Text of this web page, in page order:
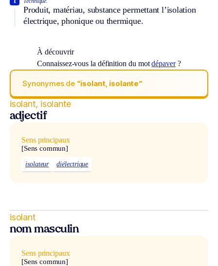
Produit, matériau, substance permettant l’isolation
électrique, phonique ou thermique.
À découvrir
Connaissez-vous la définition du motdépaver?
Synonymes de “isolant, isolante“
isolant, isolante
adjectif
Sens principaux
[Sens commun]
isolateur diélectrique
isolant
nom masculin
Sens principaux
[Sens commun]